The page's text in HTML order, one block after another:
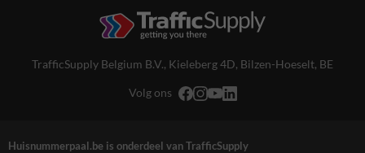
TrafficSupply Belgium B.V., Kieleberg 4D, Bilzen-Hoeselt, BE
Volg ons
Huisnummerpaal.be is onderdeel van TrafficSupply